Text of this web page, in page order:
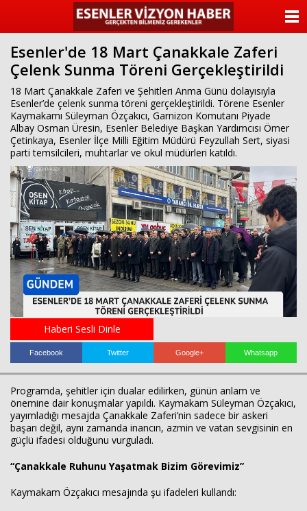
Esenler'de 18 Mart Çanakkale Zaferi
Çelenk Sunma Töreni Gerçekleştirildi
18 Mart Çanakkale Zaferi ve Şehitleri Anma Günü dolayısıyla
Esenler’de çelenk sunma töreni gerçekleştirildi. Törene Esenler
Kaymakamı Süleyman Özçakıcı, Garnizon Komutanı Piyade
Albay Osman Üresin, Esenler Belediye Başkan Yardımcısı Ömer
Çetinkaya, Esenler İlçe Milli Eğitim Müdürü Feyzullah Sert, siyasi
parti temsilcileri, muhtarlar ve okul müdürleri katıldı.
Haberi Sesli Dinle
Facebook Twitter Google+ Whatsapp
Programda, şehitler için dualar edilirken, günün anlam ve
önemine dair konuşmalar yapıldı. Kaymakam Süleyman Özçakıcı,
yayımladığı mesajda Çanakkale Zaferi’nin sadece bir askeri
başarı değil, aynı zamanda inancın, azmin ve vatan sevgisinin en
güçlü ifadesi olduğunu vurguladı.
“Çanakkale Ruhunu Yaşatmak Bizim Görevimiz”
Kaymakam Özçakıcı mesajında şu ifadeleri kullandı:
ANASAYFA
KATEGORİLER
ANKETLER
FOTO GALERİ
VİDEO GALERİ
KÜNYE
İLETİŞİM